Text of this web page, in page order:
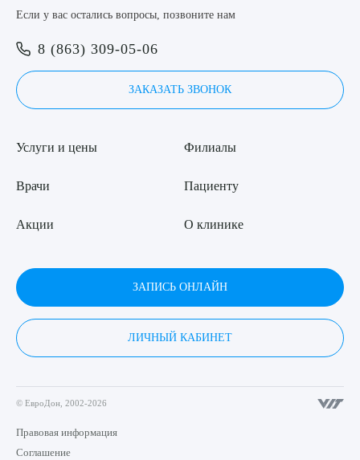
Если у вас остались вопросы, позвоните нам
8 (863) 309-05-06
ЗАКАЗАТЬ ЗВОНОК
Услуги и цены
Врачи
Акции
Филиалы
Пациенту
О клинике
ЗАПИСЬ ОНЛАЙН
ЛИЧНЫЙ КАБИНЕТ
© ЕвроДон, 2002-2026
Правовая информация
Соглашение